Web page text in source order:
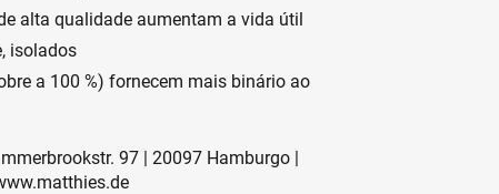
alta qualidade aumentam a vida útil
isolados
a 100 %) fornecem mais binário ao
97 | 20097 Hamburgo |